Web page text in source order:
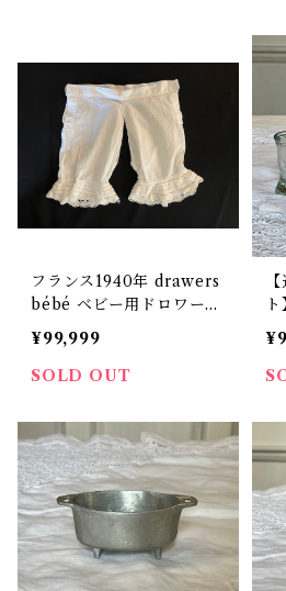
フランス1940年 drawers
bébé ベビー用ドロワーズ
バテンレース D-56
¥99,999
SOLD OUT
ク
ス